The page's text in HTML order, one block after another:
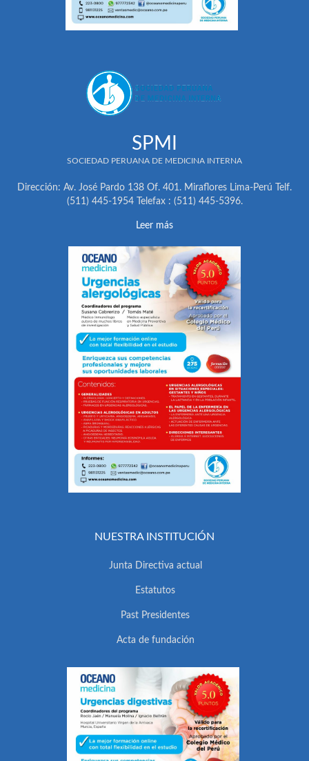
SPMI
SOCIEDAD PERUANA DE MEDICINA INTERNA
Dirección: Av. José Pardo 138 Of. 401. Miraflores Lima-Perú Telf.
(511) 445-1954 Telefax : (511) 445-5396.
Leer más
NUESTRA INSTITUCIÓN
Junta Directiva actual
Estatutos
Past Presidentes
Acta de fundación